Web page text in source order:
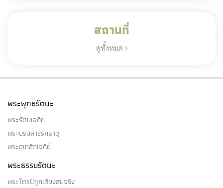
สถานที่
ดูทั้งหมด
พระพุทธรัตนะ
พระรัตนเจดีย์
พระบรมสารีริกธาตุ
พระอุเทสิกเจดีย์
พระธรรมรัตนะ
พระไตรปิฎกเสียงสมจริง